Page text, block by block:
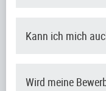
Kann ich mich
Wird meine